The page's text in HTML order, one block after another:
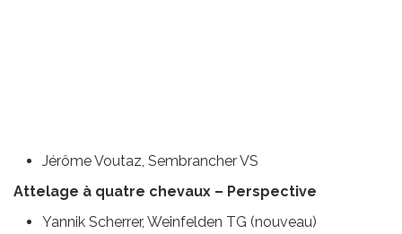
Jérôme Voutaz, Sembrancher VS
Attelage à quatre chevaux – Perspective
Yannik Scherrer, Weinfelden TG (nouveau)